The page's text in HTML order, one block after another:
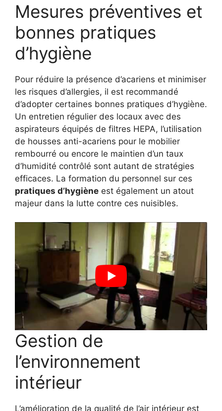
Mesures préventives et
bonnes pratiques
d’hygiène
Pour réduire la présence d’acariens et minimiser
les risques d’allergies, il est recommandé
d’adopter certaines bonnes pratiques d’hygiène.
Un entretien régulier des locaux avec des
aspirateurs équipés de filtres HEPA, l’utilisation
de housses anti-acariens pour le mobilier
rembourré ou encore le maintien d’un taux
d’humidité contrôlé sont autant de stratégies
efficaces. La formation du personnel sur ces
pratiques d’hygiène est également un atout
majeur dans la lutte contre ces nuisibles.
Gestion de
l’environnement
intérieur
L’amélioration de la qualité de l’air intérieur est